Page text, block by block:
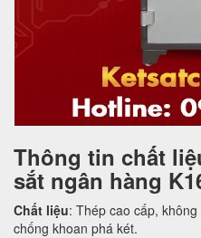
Thông tin chất
sắt ngân hàng
Chất liệu: Thép cao cấp,
chống khoan phá két.